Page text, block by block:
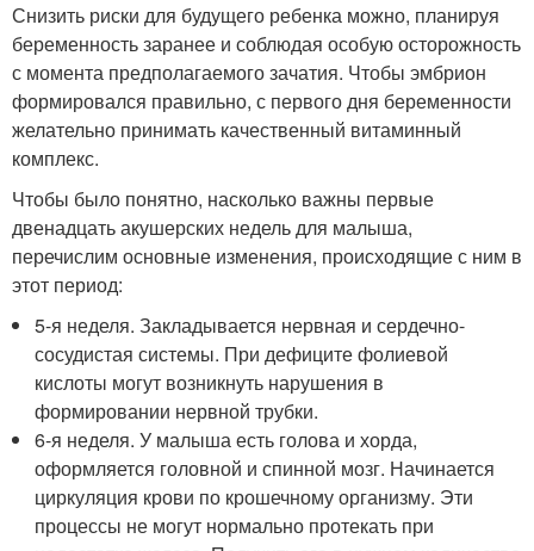
Снизить риски для будущего ребенка можно, планируя
беременность заранее и соблюдая особую осторожность
с момента предполагаемого зачатия. Чтобы эмбрион
формировался правильно, с первого дня беременности
желательно принимать качественный витаминный
комплекс.
Чтобы было понятно, насколько важны первые
двенадцать акушерских недель для малыша,
перечислим основные изменения, происходящие с ним в
этот период:
5-я неделя. Закладывается нервная и сердечно-
сосудистая системы. При дефиците фолиевой
кислоты могут возникнуть нарушения в
формировании нервной трубки.
6-я неделя. У малыша есть голова и хорда,
оформляется головной и спинной мозг. Начинается
циркуляция крови по крошечному организму. Эти
процессы не могут нормально протекать при